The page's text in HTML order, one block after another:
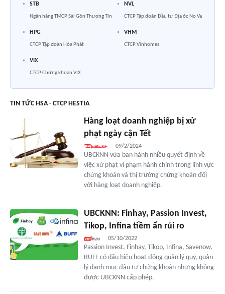
STB
Ngân hàng TMCP Sài Gòn Thương Tín
NVL
CTCP Tập đoàn Đầu tư Địa ốc No Va
HPG
CTCP Tập đoàn Hòa Phát
VHM
CTCP Vinhomes
VIX
CTCP Chứng khoán VIX
TIN TỨC HSA - CTCP HESTIA
Hàng loạt doanh nghiệp bị xử
phạt ngày cận Tết
09/2/2024
UBCKNN vừa ban hành nhiều quyết định về
việc xử phạt vi phạm hành chính trong lĩnh vực
chứng khoán và thị trường chứng khoán đối
với hàng loạt doanh nghiệp.
UBCKNN: Finhay, Passion Invest,
Tikop, Infina tiềm ẩn rủi ro
05/10/2022
Passion Invest, Finhay, Tikop, Infina, Savenow,
BUFF có dấu hiệu hoạt động quản lý quỹ, quản
lý danh mục đầu tư chứng khoán nhưng không
được UBCKNN cấp phép.